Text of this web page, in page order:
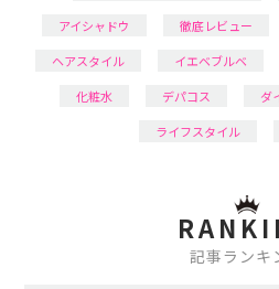
アイシャドウ
徹底レビュー
ヘアスタイル
イエベブルベ
化粧水
デパコス ダ
ライフスタイル
記事ランキ